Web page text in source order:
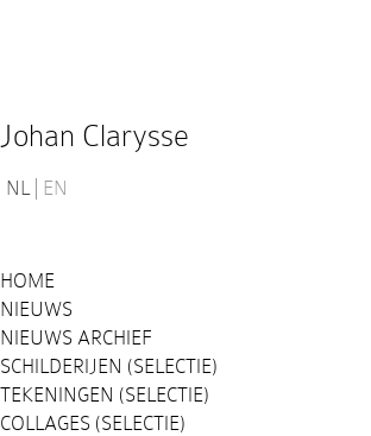
Johan Clarysse
NL EN
HOME
NIEUWS
NIEUWS ARCHIEF
SCHILDERIJEN (SELECTIE)
TEKENINGEN (SELECTIE)
COLLAGES (SELECTIE)